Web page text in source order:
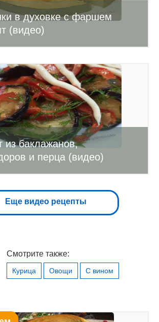
в духовке с фаршем
(видео)
из баклажанов,
и перца (видео)
Еще видео рецепты
Смотрите также:
Курица Овощи С вином